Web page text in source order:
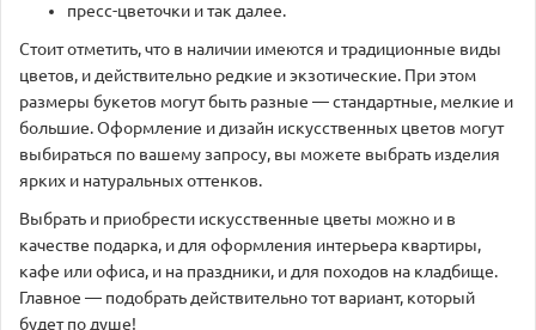
пресс-цветочки и так далее.
Стоит отметить, что в наличии имеются и традиционные виды
цветов, и действительно редкие и экзотические. При этом
размеры букетов могут быть разные — стандартные, мелкие и
большие. Оформление и дизайн искусственных цветов могут
выбираться по вашему запросу, вы можете выбрать изделия
ярких и натуральных оттенков.
Выбрать и приобрести искусственные цветы можно и в
качестве подарка, и для оформления интерьера квартиры,
кафе или офиса, и на праздники, и для походов на кладбище.
Главное — подобрать действительно тот вариант, который
будет по душе!